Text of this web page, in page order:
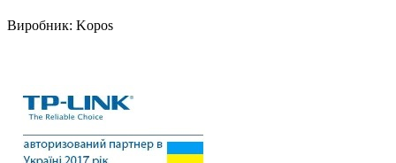
Виробник: Kopos